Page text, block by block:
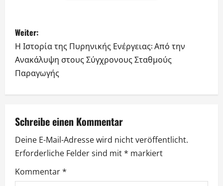
B
e
i
t
r
a
g
s
Weiter:
Η Ιστορία της Πυρηνικής Ενέργειας: Από την
Ανακάλυψη στους Σύγχρονους Σταθμούς
Παραγωγής
Schreibe einen Kommentar
Deine E-Mail-Adresse wird nicht veröffentlicht.
Erforderliche Felder sind mit* markiert
Kommentar*